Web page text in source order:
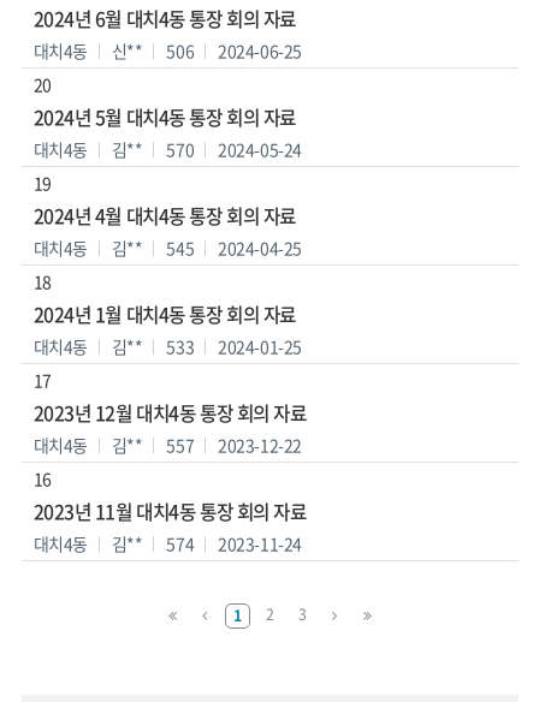
2024년 6월 대치4동 통장 회의 자료
대치4동 신** 506
2024-06-25
20
2024년 5월 대치4동 통장 회의 자료
대치4동 김** 570
2024-05-24
19
2024년 4월 대치4동 통장 회의 자료
대치4동 김** 545
2024-04-25
18
2024년 1월 대치4동 통장 회의 자료
대치4동 김** 533
2024-01-25
17
2023년 12월 대치4동 통장 회의 자료
대치4동 김** 557
2023-12-22
16
2023년 11월 대치4동 통장 회의 자료
대치4동 김** 574 2023-11-24
맨
이
1 2 3
다
맨